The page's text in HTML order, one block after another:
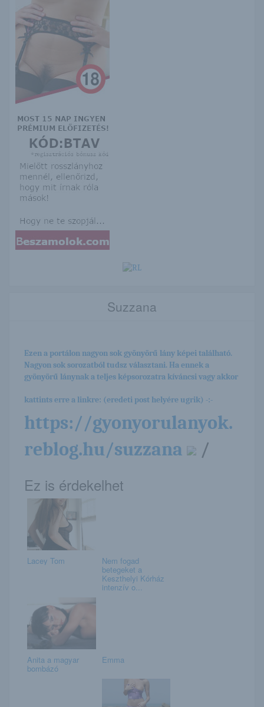
Suzzana
Ezen a portálon nagyon sok gyönyörű lány képei található.
Nagyon sok sorozatból tudsz választani. Ha ennek a
gyönyörű lánynak a teljes képsorozatra kíváncsi vagy akkor
kattints erre a linkre: (eredeti post helyére ugrik) -:-
https://gyonyorulanyok.
reblog.hu/suzzana
/
Ez is érdekelhet
Lacey Tom Nem fogad
betegeket a
Keszthelyi Kórház
intenzív o...
Anita a magyar
bombázó
Emma